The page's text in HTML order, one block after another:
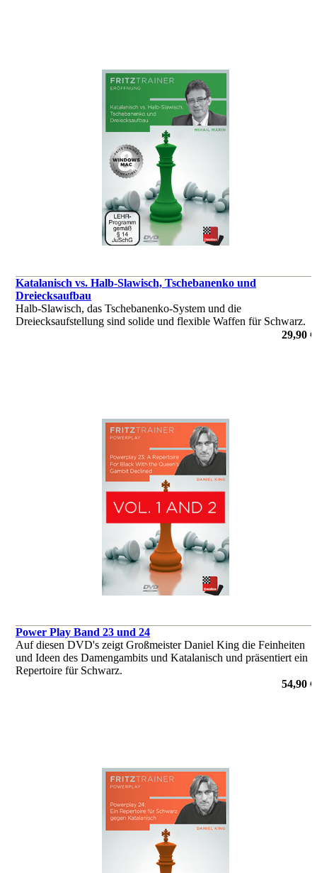
Katalanisch vs. Halb-Slawisch, Tschebanenko und
Dreiecksaufbau
Halb-Slawisch, das Tschebanenko-System und die
Dreiecksaufstellung sind solide und flexible Waffen für Schwarz.
Das in diesem Video-Kurs untersuchte Repertoire begegnet ihnen
29,90 €
Power Play Band 23 und 24
Auf diesen DVD's zeigt Großmeister Daniel King die Feinheiten
und Ideen des Damengambits und Katalanisch und präsentiert ein
Repertoire für Schwarz.
54,90 €